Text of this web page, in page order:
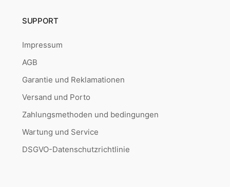
SUPPORT
Impressum
AGB
Garantie und Reklamationen
Versand und Porto
Zahlungsmethoden und bedingungen
Wartung und Service
DSGVO-Datenschutzrichtlinie